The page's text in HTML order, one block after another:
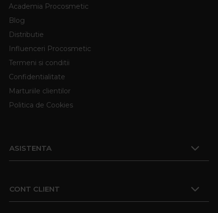
Academia Procosmetic
Blog
Distributie
Influenceri Procosmetic
Termeni si conditii
Confidentialitate
Marturiile clientilor
Politica de Cookies
ASISTENTA
CONT CLIENT